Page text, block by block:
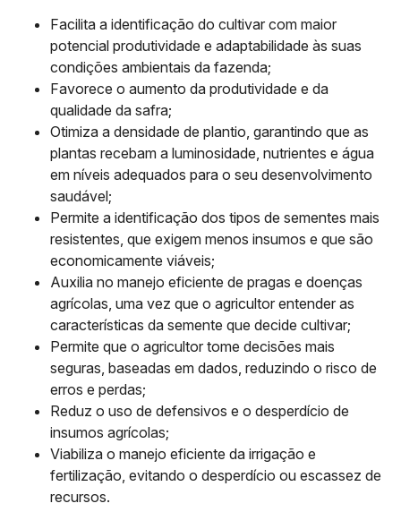
Facilita a identificação do cultivar com maior
potencial produtividade e adaptabilidade às suas
condições ambientais da fazenda;
Favorece o aumento da produtividade e da
qualidade da safra;
Otimiza a densidade de plantio, garantindo que as
plantas recebam a luminosidade, nutrientes e água
em níveis adequados para o seu desenvolvimento
saudável;
Permite a identificação dos tipos de sementes mais
resistentes, que exigem menos insumos e que são
economicamente viáveis;
Auxilia no manejo eficiente de pragas e doenças
agrícolas, uma vez que o agricultor entender as
características da semente que decide cultivar;
Permite que o agricultor tome decisões mais
seguras, baseadas em dados, reduzindo o risco de
erros e perdas;
Reduz o uso de defensivos e o desperdício de
insumos agrícolas;
Viabiliza o manejo eficiente da irrigação e
fertilização, evitando o desperdício ou escassez de
recursos.